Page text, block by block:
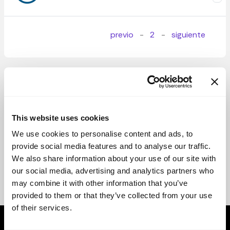
This website uses cookies
We use cookies to personalise content and ads, to
provide social media features and to analyse our traffic.
We also share information about your use of our site with
our social media, advertising and analytics partners who
may combine it with other information that you’ve
provided to them or that they’ve collected from your use
of their services.
previo - 2 - siguiente